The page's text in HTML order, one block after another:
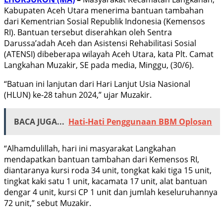
Kabupaten Aceh Utara menerima bantuan tambahan
dari Kementrian Sosial Republik Indonesia (Kemensos
RI). Bantuan tersebut diserahkan oleh Sentra
Darussa’adah Aceh dan Asistensi Rehabilitasi Sosial
(ATENSI) dibeberapa wilayah Aceh Utara, kata Plt. Camat
Langkahan Muzakir, SE pada media, Minggu, (30/6).
“Batuan ini lanjutan dari Hari Lanjut Usia Nasional
(HLUN) ke-28 tahun 2024,” ujar Muzakir.
BACA JUGA... Hati-Hati Penggunaan BBM Oplosan
“Alhamdulillah, hari ini masyarakat Langkahan
mendapatkan bantuan tambahan dari Kemensos RI,
diantaranya kursi roda 34 unit, tongkat kaki tiga 15 unit,
tingkat kaki satu 1 unit, kacamata 17 unit, alat bantuan
dengar 4 unit, kursi CP 1 unit dan jumlah keseluruhannya
72 unit,” sebut Muzakir.